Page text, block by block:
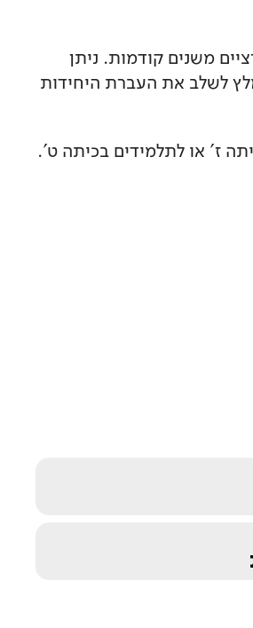
משנים קודמות. ניתן
לשלב את העברת היחידות
ז' או לתלמידים בכיתה ט'.